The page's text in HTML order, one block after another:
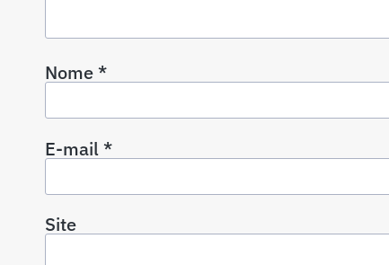
Nome*
E-mail*
Site